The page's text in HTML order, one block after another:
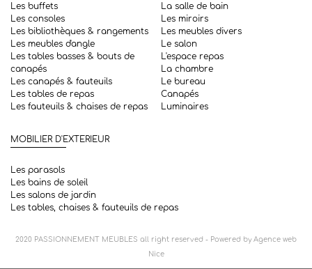
Les buffets
Les consoles
Les bibliothèques & rangements
Les meubles d'angle
Les tables basses & bouts de
canapés
Les canapés & fauteuils
Les tables de repas
Les fauteuils & chaises de repas
La salle de bain
Les miroirs
Les meubles divers
Le salon
L'espace repas
La chambre
Le bureau
Canapés
Luminaires
MOBILIER D'EXTERIEUR
Les parasols
Les bains de soleil
Les salons de jardin
Les tables, chaises & fauteuils de repas
2020 PASSIONNEMENT MEUBLES all right reserved - Powered byAgence web
Nice